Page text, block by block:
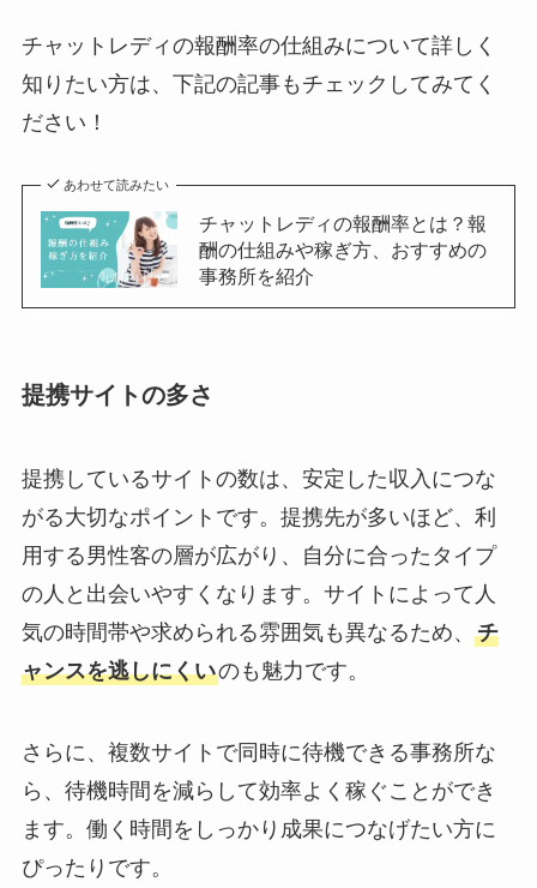
チャットレディの報酬率の仕組みについて詳しく
知りたい方は、下記の記事もチェックしてみてく
ださい！
あわせて読みたい
チャットレディの報酬率とは？報
酬の仕組みや稼ぎ方、おすすめの
事務所を紹介
提携サイトの多さ
提携しているサイトの数は、安定した収入につな
がる大切なポイントです。提携先が多いほど、利
用する男性客の層が広がり、自分に合ったタイプ
の人と出会いやすくなります。サイトによって人
気の時間帯や求められる雰囲気も異なるため、 チ
ャンスを逃しにくいのも魅力です。
さらに、複数サイトで同時に待機できる事務所な
ら、待機時間を減らして効率よく稼ぐことができ
ます。働く時間をしっかり成果につなげたい方に
ぴったりです。